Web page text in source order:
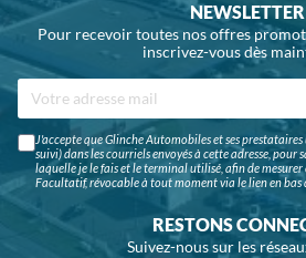
NEWSLETTER
Pour recevoir toutes nos offres
inscrivez-vous dès
J'accepte que Glinche Automobiles et ses
suivi) dans les courriels envoyés à cette adresse, pour
laquelle je le fais et le terminal utilisé, afin de mesurer
Facultatif, révocable à tout moment via le lien en bas
RESTONS
Suivez-nous sur les